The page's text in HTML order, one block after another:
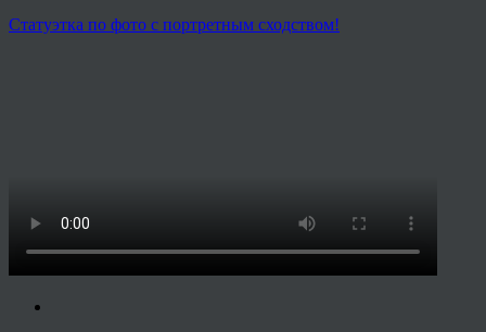
Статуэтка по фото с портретным сходством!